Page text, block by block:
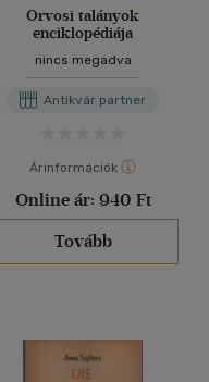
Orvosi talányok
enciklopédiája
nincs megadva
Antikvár partner
Árinformációk
Online ár: 940 Ft
Tovább